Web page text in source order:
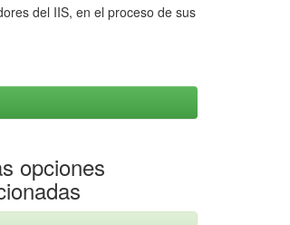
del IIS, en el proceso de sus
opciones